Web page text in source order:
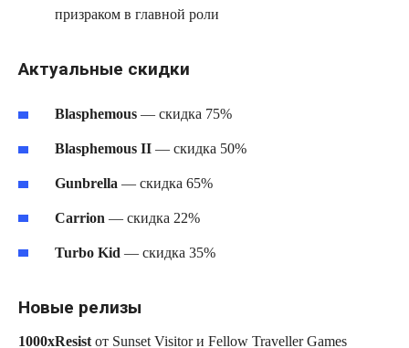
призраком в главной роли
Актуальные скидки
Blasphemous — скидка 75%
Blasphemous II — скидка 50%
Gunbrella — скидка 65%
Carrion — скидка 22%
Turbo Kid — скидка 35%
Новые релизы
1000xResist от Sunset Visitor и Fellow Traveller Games